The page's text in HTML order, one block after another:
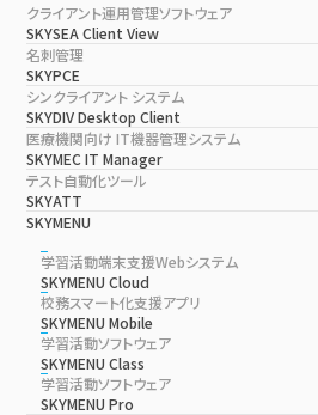
クライアント運用管理ソフトウェア
SKYSEA Client View
名刺管理
SKYPCE
シンクライアント システム
SKYDIV Desktop Client
医療機関向け IT機器管理システム
SKYMEC IT Manager
テスト自動化ツール
SKYATT
SKYMENU
学習活動端末支援Webシステム
SKYMENU Cloud
校務スマート化支援アプリ
SKYMENU Mobile
学習活動ソフトウェア
SKYMENU Class
学習活動ソフトウェア
SKYMENU Pro